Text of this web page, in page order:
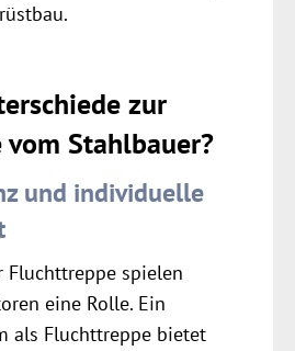
zur
Stahlbauer?
und individuelle
Fluchttreppe spielen
eine Rolle. Ein
als Fluchttreppe bietet